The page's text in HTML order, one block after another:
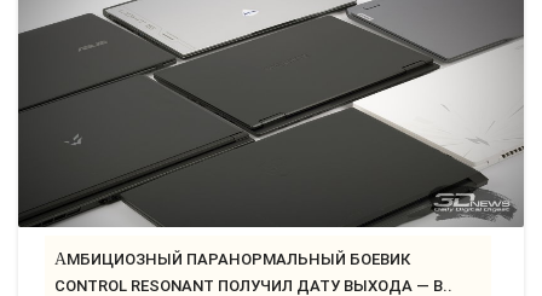
АМБИЦИОЗНЫЙ ПАРАНОРМАЛЬНЫЙ БОЕВИК
CONTROL RESONANT ПОЛУЧИЛ ДАТУ ВЫХОДА — В..